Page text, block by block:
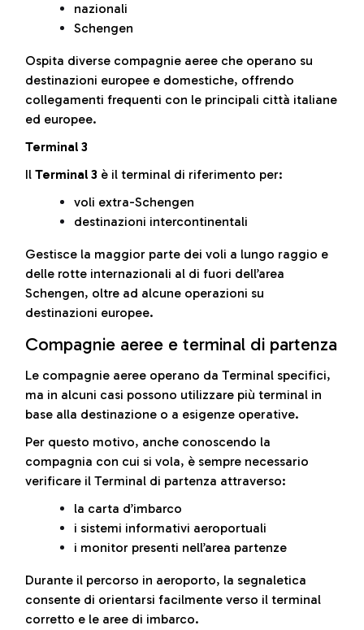
nazionali
Schengen
Ospita diverse compagnie aeree che operano su
destinazioni europee e domestiche, offrendo
collegamenti frequenti con le principali città italiane
ed europee.
Terminal 3
Il Terminal 3 è il terminal di riferimento per:
voli extra-Schengen
destinazioni intercontinentali
Gestisce la maggior parte dei voli a lungo raggio e
delle rotte internazionali al di fuori dell’area
Schengen, oltre ad alcune operazioni su
destinazioni europee.
Compagnie aeree e terminal di partenza
Le compagnie aeree operano da Terminal specifici,
ma in alcuni casi possono utilizzare più terminal in
base alla destinazione o a esigenze operative.
Per questo motivo, anche conoscendo la
compagnia con cui si vola, è sempre necessario
verificare il Terminal di partenza attraverso:
la carta d’imbarco
i sistemi informativi aeroportuali
i monitor presenti nell’area partenze
Durante il percorso in aeroporto, la segnaletica
consente di orientarsi facilmente verso il terminal
corretto e le aree di imbarco.